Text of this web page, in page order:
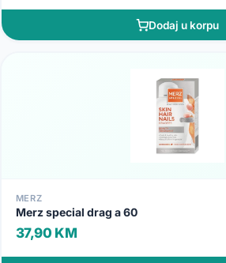
Dodaj u korpu
MERZ
Merz special drag a 60
37,90 KM